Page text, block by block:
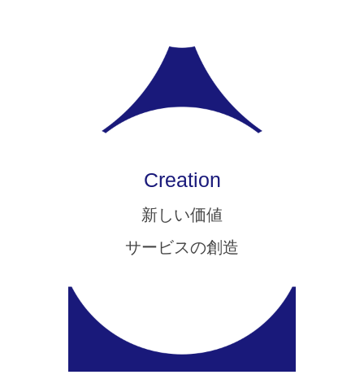
Creation
新しい価値
サービスの創造